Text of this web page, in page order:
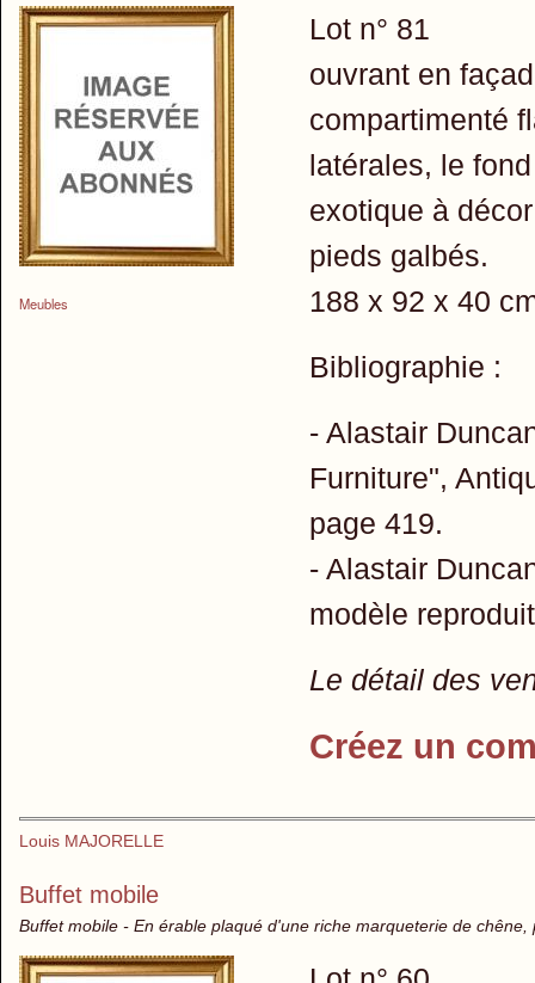
Meubles
Lot n° 81
ouvrant en
compartimenté
latérales, le
exotique à
pieds galbés.
188 x 92 x 40
Bibliographie :
- Alastair
Furniture",
page 419.
- Alastair
modèle
Le détail des
Créez un
Louis MAJORELLE
Buffet mobile
Buffet mobile - En érable plaqué d'une riche marqueterie de